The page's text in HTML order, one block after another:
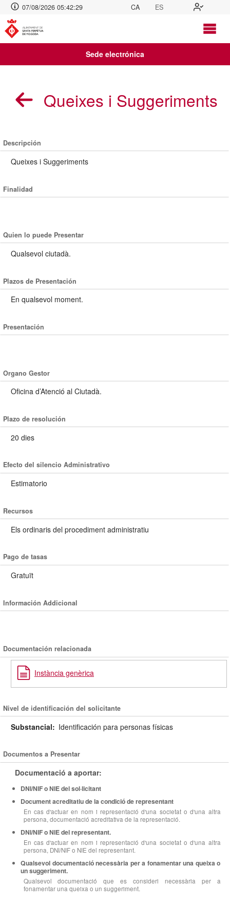
07/08/2026 05:42:30 CA ES
Sede electrónica
Queixes i Suggeriments
Descripción
Queixes i Suggeriments
Finalidad
Quien lo puede Presentar
Qualsevol ciutadà.
Plazos de Presentación
En qualsevol moment.
Presentación
Organo Gestor
Oficina d’Atenció al Ciutadà.
Plazo de resolución
20 dies
Efecto del silencio Administrativo
Estimatorio
Recursos
Els ordinaris del procediment administratiu
Pago de tasas
Gratuït
Información Addicional
Documentación relacionada
Instància genèrica
Nivel de identificación del solicitante
Substancial: Identificación para personas físicas
Documentos a Presentar
Documentació a aportar:
DNI/NIF o NIE del sol·licitant
Document acreditatiu de la condició de representant
En cas d'actuar en nom i representació d'una societat o d'una altra
persona, documentació acreditativa de la representació.
DNI/NIF o NIE del representant.
En cas d'actuar en nom i representació d'una societat o d'una altra
persona, DNI/NIF o NIE del representant.
Qualsevol documentació necessària per a fonamentar una queixa o
un suggeriment.
Qualsevol documentació que es consideri necessària per a
fonamentar una queixa o un suggeriment.